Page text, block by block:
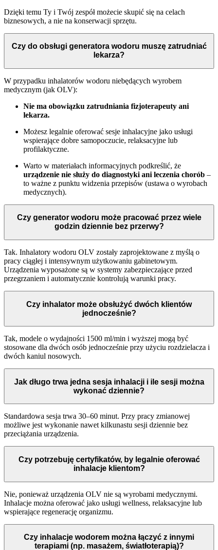
Dzięki temu Ty i Twój zespół możecie skupić się na celach
biznesowych, a nie na konserwacji sprzętu.
Czy do obsługi generatora wodoru muszę zatrudniać
lekarza?
W przypadku inhalatorów wodoru niebędących wyrobem
medycznym (jak OLV):
Nie ma obowiązku zatrudniania fizjoterapeuty ani
lekarza.
Możesz legalnie oferować sesje inhalacyjne jako usługi
wspierające dobre samopoczucie, relaksacyjne lub
profilaktyczne.
Warto w materiałach informacyjnych podkreślić, że
urządzenie nie służy do diagnostyki ani leczenia chorób –
to ważne z punktu widzenia przepisów (ustawa o wyrobach
medycznych).
Czy generator wodoru może pracować przez wiele
godzin dziennie bez przerwy?
Tak. Inhalatory wodoru OLV zostały zaprojektowane z myślą o
pracy ciągłej i intensywnym użytkowaniu gabinetowym.
Urządzenia wyposażone są w systemy zabezpieczające przed
przegrzaniem i automatycznie kontrolują warunki pracy.
Czy inhalator może obsłużyć dwóch klientów
jednocześnie?
Tak, modele o wydajności 1500 ml/min i wyższej mogą być
stosowane dla dwóch osób jednocześnie przy użyciu rozdzielacza i
dwóch kaniul nosowych.
Jak długo trwa jedna sesja inhalacji i ile sesji można
wykonać dziennie?
Standardowa sesja trwa 30–60 minut. Przy pracy zmianowej
możliwe jest wykonanie nawet kilkunastu sesji dziennie bez
przeciążania urządzenia.
Czy potrzebuję certyfikatów, by legalnie oferować
inhalacje klientom?
Nie, ponieważ urządzenia OLV nie są wyrobami medycznymi.
Inhalacje można oferować jako usługi wellness, relaksacyjne lub
wspierające regenerację organizmu.
Czy inhalacje wodorem można łączyć z innymi
terapiami (np. masażem, światłoterapią)?